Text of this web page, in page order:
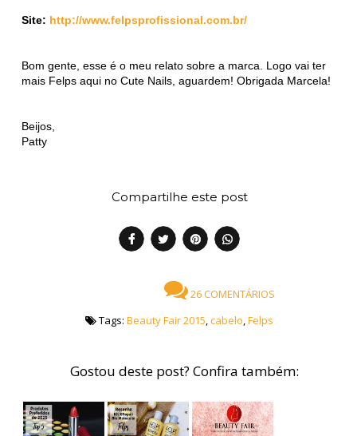
Site: http://www.felpsprofissional.com.br/
Bom gente, esse é o meu relato sobre a marca. Logo vai ter
mais Felps aqui no Cute Nails, aguardem! Obrigada Marcela!
Beijos,
Patty
Compartilhe este post
26 COMENTÁRIOS
Tags: Beauty Fair 2015,cabelo,Felps
Gostou deste post? Confira também: